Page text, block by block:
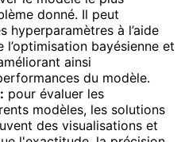
donné. Il peut
hyperparamètres à l’aide
bayésienne et
ainsi
du modèle.
pour évaluer les
modèles, les solutions
des visualisations et